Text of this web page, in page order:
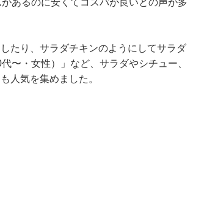
たり、サラダチキンのようにしてサラダ
〜・女性）」など、サラダやシチュー、
人気を集めました。